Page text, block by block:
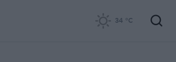
34 °C